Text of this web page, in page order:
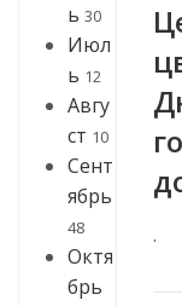
ь 30
Июл
ь 12
Авгу
ст 10
Сент
ябрь
48
Октя
брь
.